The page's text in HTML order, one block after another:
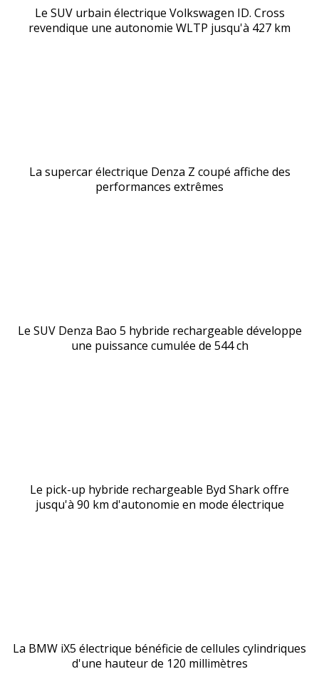
Le SUV urbain électrique Volkswagen ID. Cross
revendique une autonomie WLTP jusqu'à 427 km
La supercar électrique Denza Z coupé affiche des
performances extrêmes
Le SUV Denza Bao 5 hybride rechargeable développe
une puissance cumulée de 544 ch
Le pick-up hybride rechargeable Byd Shark offre
jusqu'à 90 km d'autonomie en mode électrique
La BMW iX5 électrique bénéficie de cellules cylindriques
d'une hauteur de 120 millimètres